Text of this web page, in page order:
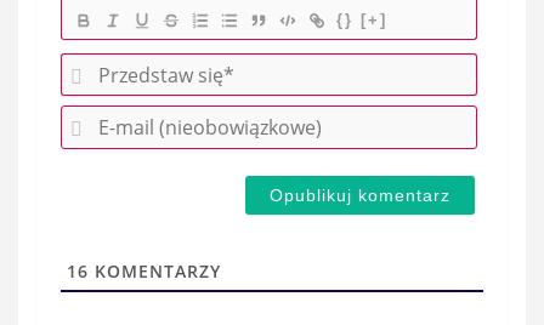
{} [+]
P
r
e
w
E
-
(
16 KOMENTARZY